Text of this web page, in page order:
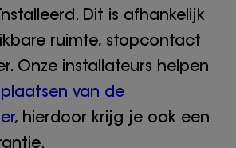
Dit is afhankelijk
ruimte, stopcontact
Onze installateurs helpen
plaatsen van de
, hierdoor krijg je ook een